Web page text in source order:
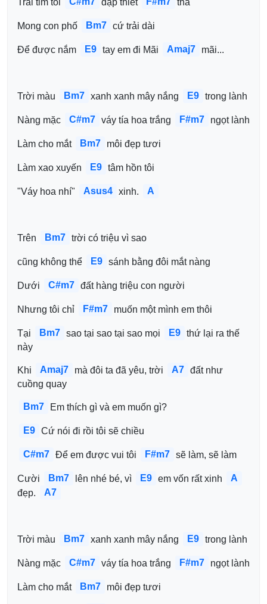
Mong con phố Bm7 cứ trải dài
Để được nắm E9 tay em đi Mãi Amaj7 mãi...
Trời màu Bm7 xanh xanh mây nắng E9 trong lành
Nàng mặc C#m7 váy tía hoa trắng F#m7 ngọt lành
Làm cho mắt Bm7 môi đẹp tươi
Làm xao xuyến E9 tâm hồn tôi
"Váy hoa nhí" Asus4 xinh. A
Trên Bm7 trời có triệu vì sao
cũng không thể E9 sánh bằng đôi mắt nàng
Dưới C#m7 đất hàng triệu con người
Nhưng tôi chỉ F#m7 muốn một mình em thôi
Tại Bm7 sao tại sao tại sao mọi E9 thứ lại ra thế
này
Khi Amaj7 mà đôi ta đã yêu, trời A7 đất như
cuồng quay
Bm7 Em thích gì và em muốn gì?
E9 Cứ nói đi rồi tôi sẽ chiều
C#m7 Để em được vui tôi F#m7 sẽ làm, sẽ làm
Cười Bm7 lên nhé bé, vì E9 em vốn rất xinh
A
đẹp.
A7
Trời màu Bm7 xanh xanh mây nắng E9 trong lành
Nàng mặc C#m7 váy tía hoa trắng F#m7 ngọt lành
Làm cho mắt Bm7 môi đẹp tươi